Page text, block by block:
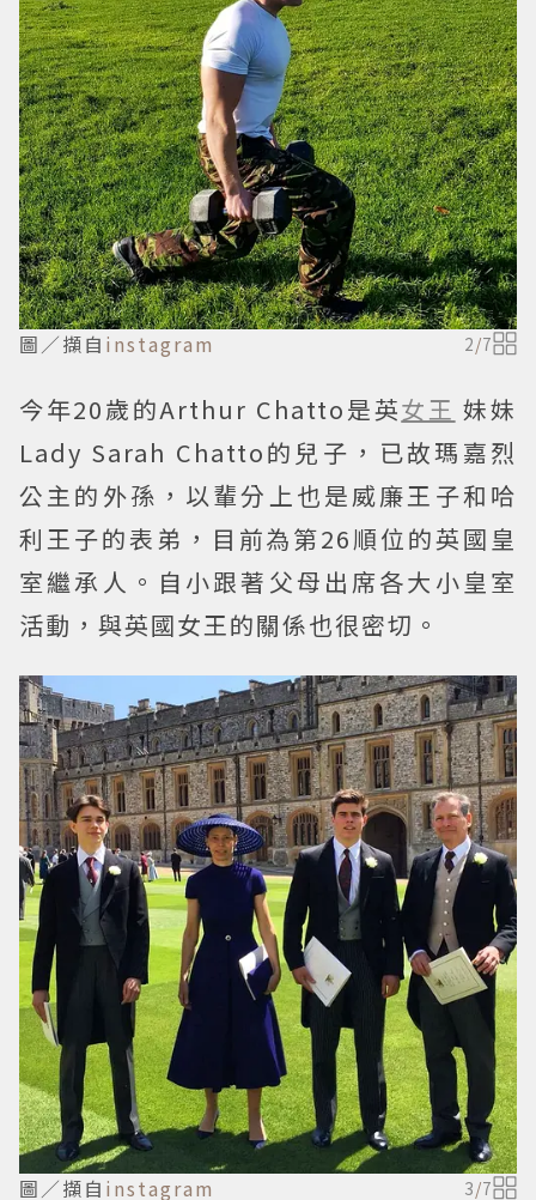
圖／擷自 instagram 2/7
今年20歲的Arthur Chatto是英女王 妹妹
Lady Sarah Chatto的兒子，已故瑪嘉烈
公主的外孫，以輩分上也是威廉王子和哈
利王子的表弟，目前為第26順位的英國皇
室繼承人。自小跟著父母出席各大小皇室
活動，與英國女王的關係也很密切。
圖／擷自 instagram 3/7